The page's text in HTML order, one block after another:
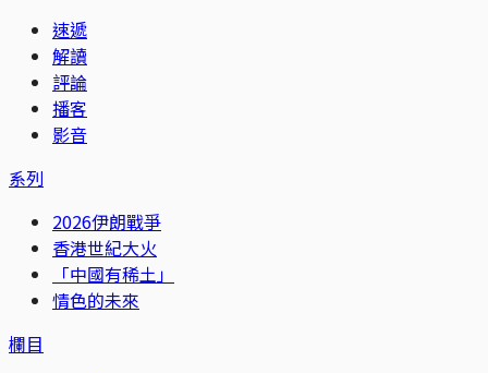
速遞
解讀
評論
播客
影音
系列
2026伊朗戰爭
香港世紀大火
「中國有稀土」
情色的未來
欄目